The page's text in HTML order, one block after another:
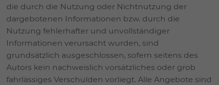
die durch die Nutzung oder Nichtnutzung der
dargebotenen Informationen bzw. durch die
Nutzung fehlerhafter und unvollständiger
Informationen verursacht wurden, sind
grundsätzlich ausgeschlossen, sofern seitens des
Autors kein nachweislich vorsätzliches oder grob
fahrlässiges Verschulden vorliegt. Alle Angebote sind